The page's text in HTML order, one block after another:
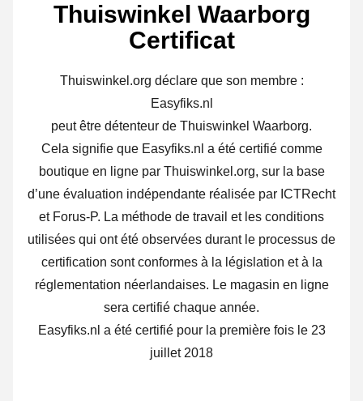
Thuiswinkel Waarborg
Certificat
Thuiswinkel.org déclare que son membre :
Easyfiks.nl
peut être détenteur de Thuiswinkel Waarborg.
Cela signifie que Easyfiks.nl a été certifié comme
boutique en ligne par Thuiswinkel.org, sur la base
d’une évaluation indépendante réalisée par ICTRecht
et Forus-P. La méthode de travail et les conditions
utilisées qui ont été observées durant le processus de
certification sont conformes à la législation et à la
réglementation néerlandaises. Le magasin en ligne
sera certifié chaque année.
Easyfiks.nl a été certifié pour la première fois le 23
juillet 2018